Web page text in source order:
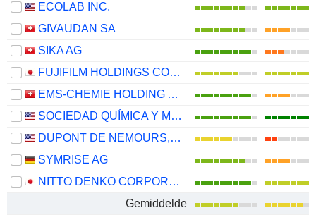
ECOLAB INC.
GIVAUDAN SA
SIKA AG
FUJIFILM HOLDINGS CORPORATION
EMS-CHEMIE HOLDING AG
SOCIEDAD QUÍMICA Y MINERA DE CHILE S.A.
DUPONT DE NEMOURS, INC.
SYMRISE AG
NITTO DENKO CORPORATION
Gemiddelde